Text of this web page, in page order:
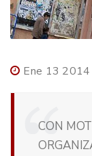
Ene 13 2014
CON